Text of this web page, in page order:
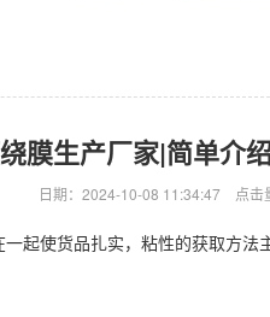
膜生产厂家|简单介
日期：2024-10-08 11:34:47 点
起使货品扎实，粘性的获取方法